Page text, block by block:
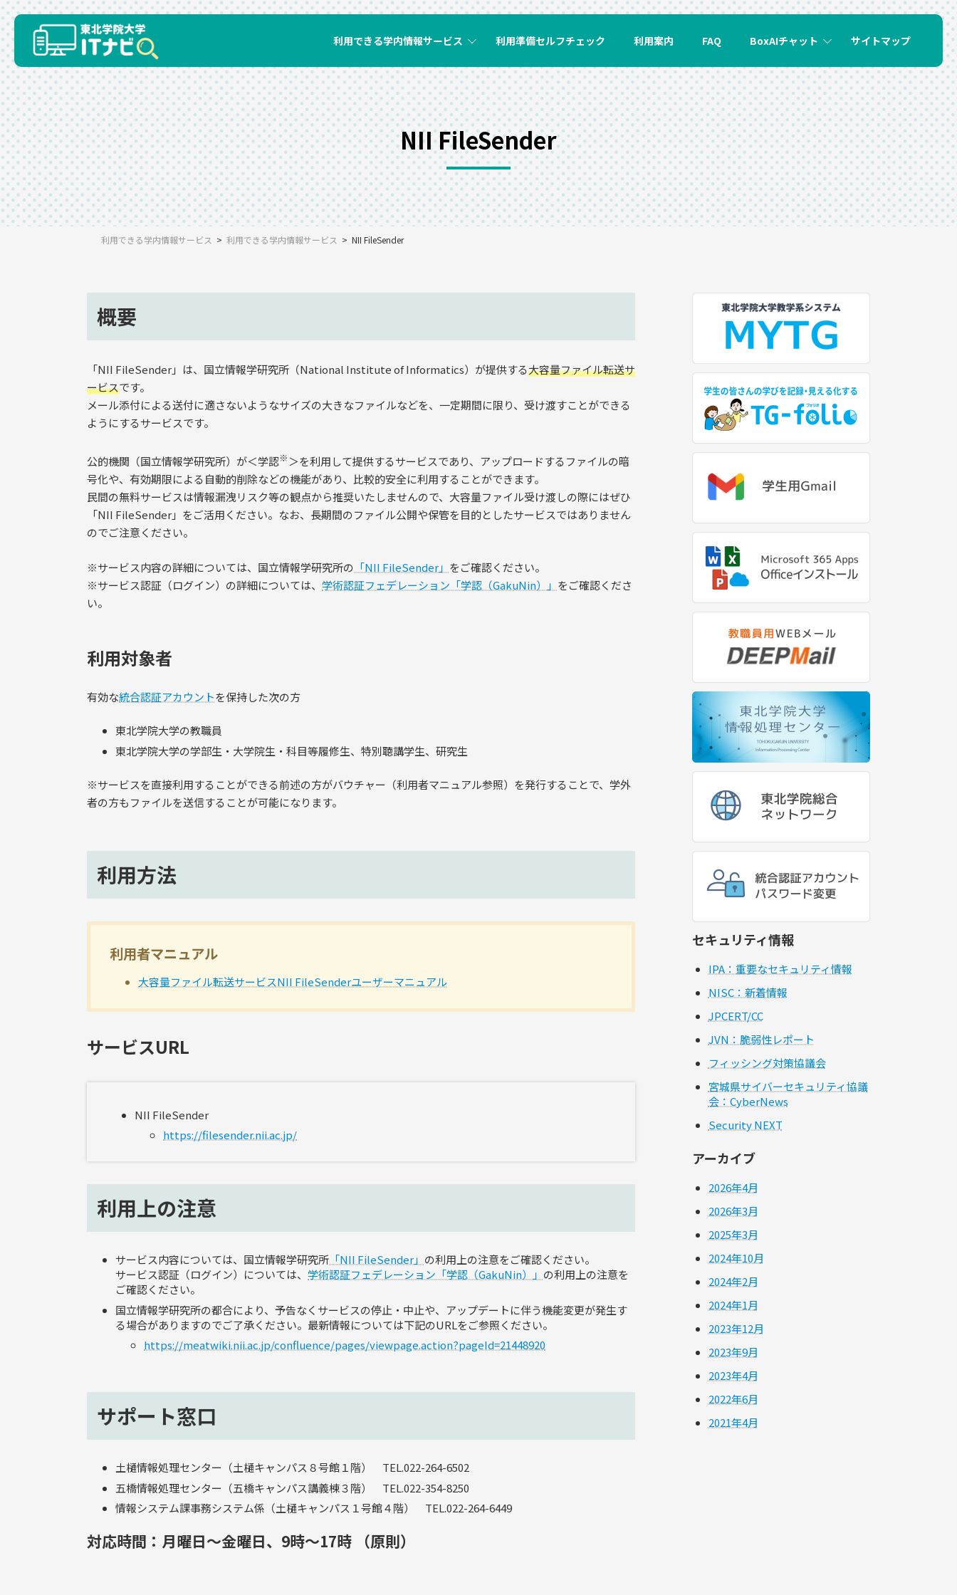
コ
ン
テ
ン
ツ
へ
ス
キ
ッ
プ
ナ
ビ
ゲ
ー
シ
ョ
ン
に
移
動
利用できる学内情報サービス 利用準備セルフチェック 利用案内 FAQ BoxAIチャット サイトマップ
NII FileSender
利用できる学内情報サービス 利用できる学内情報サービス NII FileSender
概要
「NII FileSender」は、国立情報学研究所（National Institute of Informatics）が提供する大容量ファイル転送サ
ービスです。
メール添付による送付に適さないようなサイズの大きなファイルなどを、一定期間に限り、受け渡すことができる
ようにするサービスです。
公的機関（国立情報学研究所）が＜学認※ ＞を利用して提供するサービスであり、アップロードするファイルの暗
号化や、有効期限による自動的削除などの機能があり、比較的安全に利用することができます。
民間の無料サービスは情報漏洩リスク等の観点から推奨いたしませんので、大容量ファイル受け渡しの際にはぜひ
「NII FileSender」をご活用ください。なお、長期間のファイル公開や保管を目的としたサービスではありません
のでご注意ください。
※サービス内容の詳細については、国立情報学研究所の 「NII FileSender」 をご確認ください。
※サービス認証（ログイン）の詳細については、 学術認証フェデレーション「学認（GakuNin）」 をご確認くださ
い。
利用対象者
有効な統合認証アカウントを保持した次の方
東北学院大学の教職員
東北学院大学の学部生・大学院生・科目等履修生、特別聴講学生、研究生
※サービスを直接利用することができる前述の方がバウチャー（利用者マニュアル参照）を発行することで、学外
者の方もファイルを送信することが可能になります。
利用方法
利用者マニュアル
大容量ファイル転送サービスNII FileSenderユーザーマニュアル
サービスURL
NII FileSender
https://filesender.nii.ac.jp/
利用上の注意
サービス内容については、国立情報学研究所 「NII FileSender」 の利用上の注意をご確認ください。
サービス認証（ログイン）については、 学術認証フェデレーション「学認（GakuNin）」 の利用上の注意を
ご確認ください。
国立情報学研究所の都合により、予告なくサービスの停止・中止や、アップデートに伴う機能変更が発生す
る場合がありますのでご了承ください。最新情報については下記のURLをご参照ください。
https://meatwiki.nii.ac.jp/confluence/pages/viewpage.action?pageId=21448920
サポート窓口
土樋情報処理センター（土樋キャンパス８号館１階） TEL.022-264-6502
五橋情報処理センター（五橋キャンパス講義棟３階） TEL.022-354-8250
情報システム課事務システム係（土樋キャンパス１号館４階） TEL.022-264-6449
対応時間：月曜日～金曜日、9時～17時 （原則）
セキュリティ情報
IPA：重要なセキュリティ情報
NISC：新着情報
JPCERT/CC
JVN：脆弱性レポート
フィッシング対策協議会
宮城県サイバーセキュリティ協議
会：CyberNews
Security NEXT
アーカイブ
2026年4月
2026年3月
2025年3月
2024年10月
2024年2月
2024年1月
2023年12月
2023年9月
2023年4月
2022年6月
2021年4月